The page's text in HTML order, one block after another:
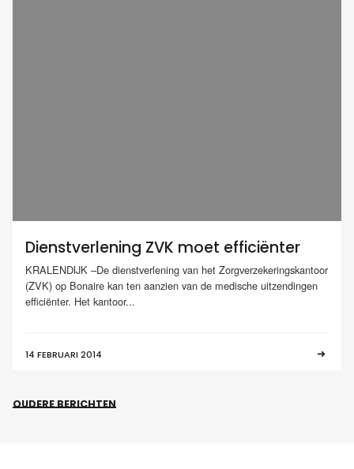
Dienstverlening ZVK moet efficiënter
KRALENDIJK –De dienstverlening van het Zorgverzekeringskantoor
(ZVK) op Bonaire kan ten aanzien van de medische uitzendingen
efficiënter. Het kantoor...
14 FEBRUARI 2014
OUDERE BERICHTEN